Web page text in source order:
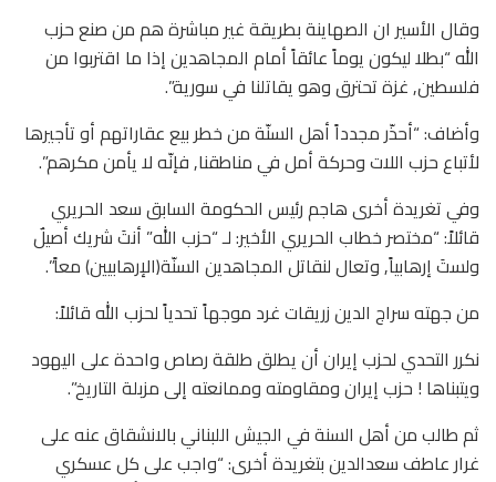
وقال الأسير ان الصهاينة بطريقة غير مباشرة هم من صنع حزب
الله “بطلا ليكون يوماً عائقاً أمام المجاهدين إذا ما اقتربوا من
فلسطين, غزة تحترق وهو يقاتلنا في سورية”.
وأضاف: “أحذّر مجدداً أهل السنّة من خطر بيع عقاراتهم أو تأجيرها
لأتباع حزب اللات وحركة أمل في مناطقنا, فإنّه لا يأمن مكرهم”.
وفي تغريدة أخرى هاجم رئيس الحكومة السابق سعد الحريري
قائلاً: “مختصر خطاب الحريري الأخير: لـ “حزب الله” أنتَ شريك أصيلٌ
ولستَ إرهابياً, وتعال لنقاتل المجاهدين السنّة(الإرهابيين) معاً”.
من جهته سراج الدين زريقات غرد موجهاً تحدياً لحزب الله قائلاً:
نكرر التحدي لحزب إيران أن يطلق طلقة رصاص واحدة على اليهود
ويتبناها ! حزب إيران ومقاومته وممانعته إلى مزبلة التاريخ”.
ثم طالب من أهل السنة في الجيش اللبناني بالانشقاق عنه على
غرار عاطف سعدالدين بتغريدة أخرى: “واجب على كل عسكري